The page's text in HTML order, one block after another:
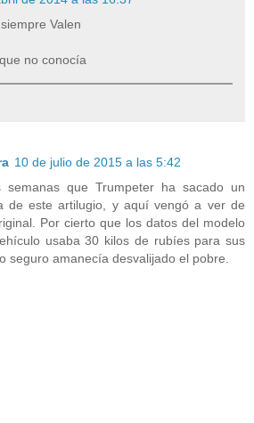
Valen
no conocía
10 de julio de 2015 a las 5:42
semanas que Trumpeter ha sacado un
de este artilugio, y aquí vengó a ver de
Por cierto que los datos del modelo
usaba 30 kilos de rubíes para sus
seguro amanecía desvalijado el pobre.